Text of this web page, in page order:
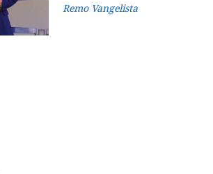
Remo Vangelista